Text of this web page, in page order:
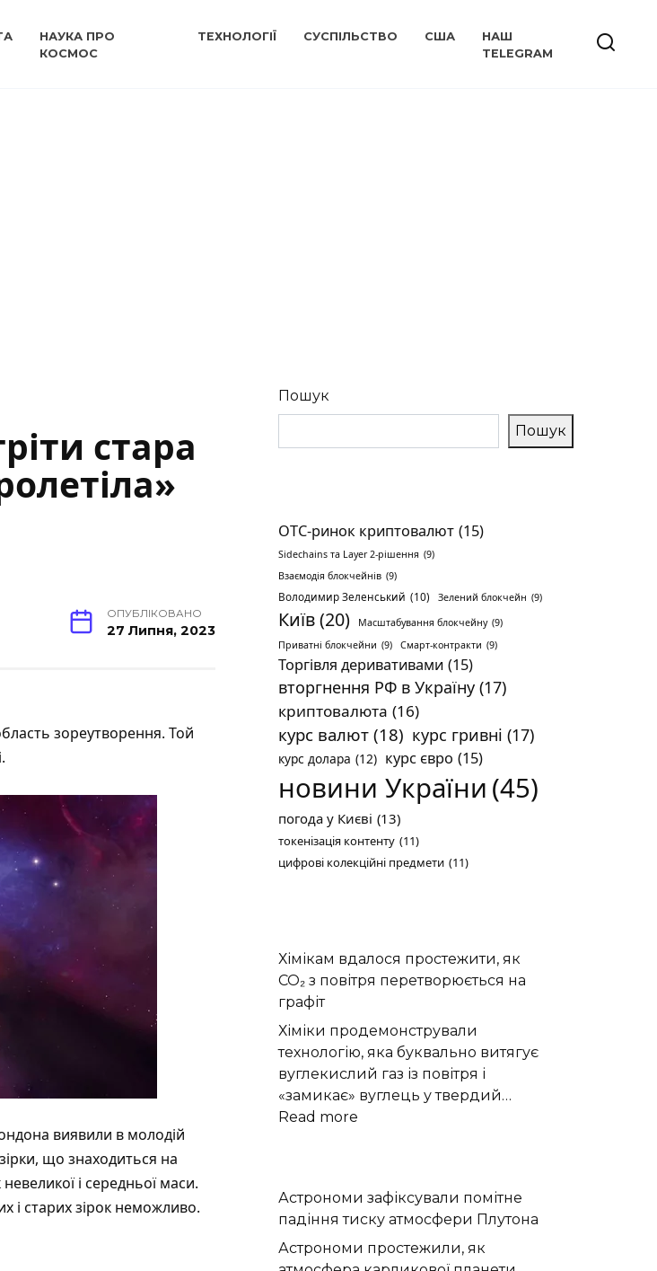
НАУКА ПРО
КОСМОС
ТЕХНОЛОГІЇ СУСПІЛЬСТВО США
НАШ
TELEGRAM
стара
ОПУБЛІКОВАНО
27 Липня, 2023
зореутворення. Той
виявили в молодій
що знаходиться на
невеликої і середньої маси.
і старих зірок неможливо.
Пошук
Пошук
OTC-ринок криптовалют (15)
Sidechains та Layer 2-рішення (9)
Взаємодія блокчейнів (9)
Володимир Зеленський (10) Зелений блокчейн (9)
Київ(20) Масштабування блокчейну (9)
Приватні блокчейни (9) Смарт-контракти (9)
Торгівля деривативами (15)
вторгнення РФ в Україну (17)
криптовалюта (16)
курс валют (18) курс гривні (17)
курс долара (12) курс євро (15)
новини України (45)
погода у Києві (13)
токенізація контенту (11)
цифрові колекційні предмети (11)
Хімікам вдалося простежити, як
CO₂ з повітря перетворюється на
графіт
Хіміки продемонстрували
технологію, яка буквально витягує
вуглекислий газ із повітря і
«замикає» вуглець у твердий…
Read more
як
CO₂
з
повітря
Астрономи зафіксували помітне
падіння тиску атмосфери Плутона
Астрономи простежили, як